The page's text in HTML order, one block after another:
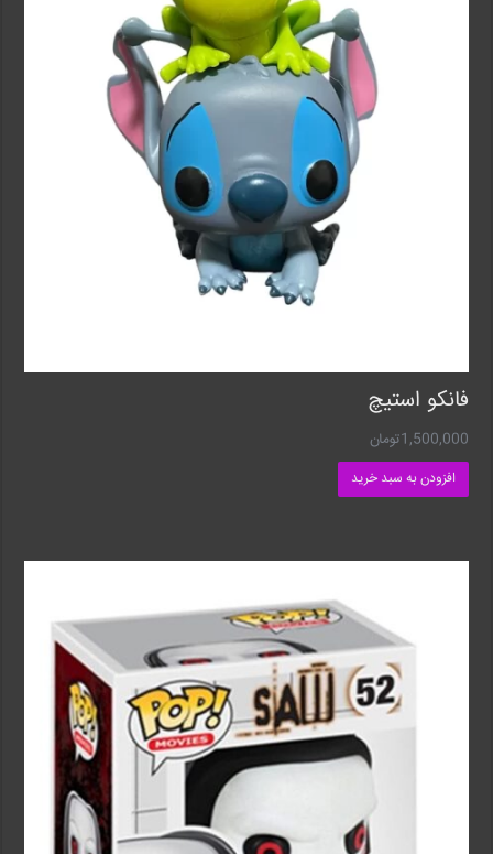
فانکو استیچ
1,500,000تومان
افزودن به سبد خرید